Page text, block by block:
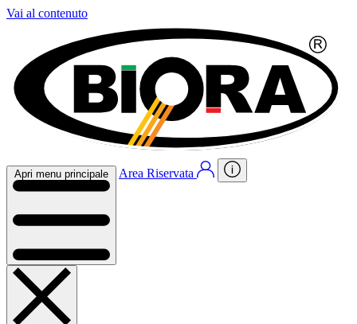
Vai al contenuto
Apri menu principale Area Riservata